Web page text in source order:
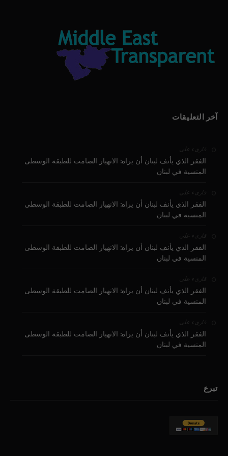
آخر التعليقات
قارىء على
الفقر الذي يأنف لبنان أن يراه: الانهيار الصامت للطبقة الوسطى
المنسية في لبنان
قارىء على
الفقر الذي يأنف لبنان أن يراه: الانهيار الصامت للطبقة الوسطى
المنسية في لبنان
قارىء على
الفقر الذي يأنف لبنان أن يراه: الانهيار الصامت للطبقة الوسطى
المنسية في لبنان
قارىء على
الفقر الذي يأنف لبنان أن يراه: الانهيار الصامت للطبقة الوسطى
المنسية في لبنان
قارىء على
الفقر الذي يأنف لبنان أن يراه: الانهيار الصامت للطبقة الوسطى
المنسية في لبنان
تبرع